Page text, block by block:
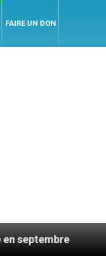
FAIRE UN DON
AMEN : des prêtres